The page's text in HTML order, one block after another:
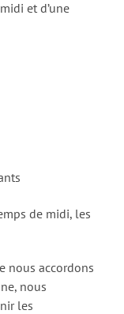
et d’une
de midi, les
nous accordons
nous
les